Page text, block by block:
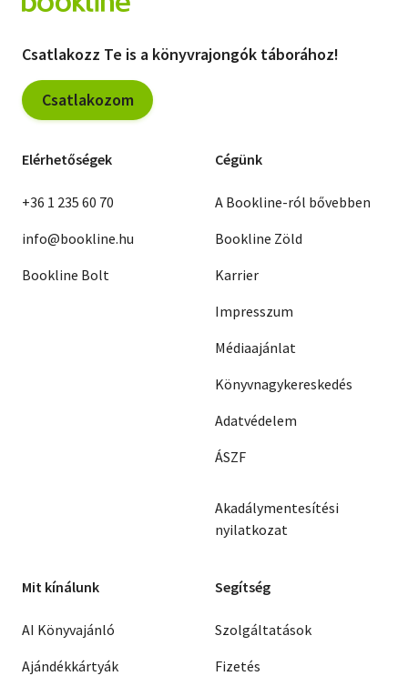
Csatlakozz Te is a könyvrajongók táborához!
Csatlakozom
Elérhetőségek
+36 1 235 60 70
info@bookline.hu
Bookline Bolt
Cégünk
A Bookline-ról bővebben
Bookline Zöld
Karrier
Impresszum
Médiaajánlat
Könyvnagykereskedés
Adatvédelem
ÁSZF
Akadálymentesítési
nyilatkozat
Mit kínálunk
AI Könyvajánló
Ajándékkártyák
Segítség
Szolgáltatások
Fizetés